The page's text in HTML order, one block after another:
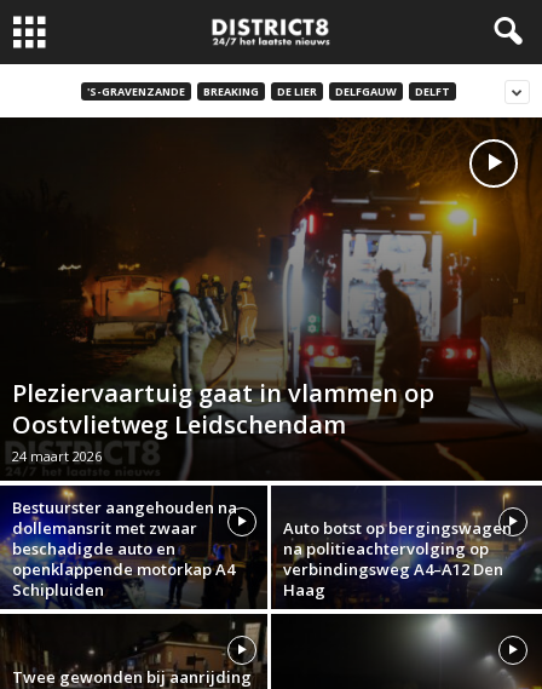
'S-GRAVENZANDE BREAKING DE LIER DELFGAUW DELFT
Pleziervaartuig gaat in vlammen op
Oostvlietweg Leidschendam
24 maart 2026
Bestuurster aangehouden na
dollemansrit met zwaar
beschadigde auto en
openklappende motorkap A4
Schipluiden
Auto botst op bergingswagen
na politieachtervolging op
verbindingsweg A4–A12 Den
Haag
Twee gewonden bij aanrijding